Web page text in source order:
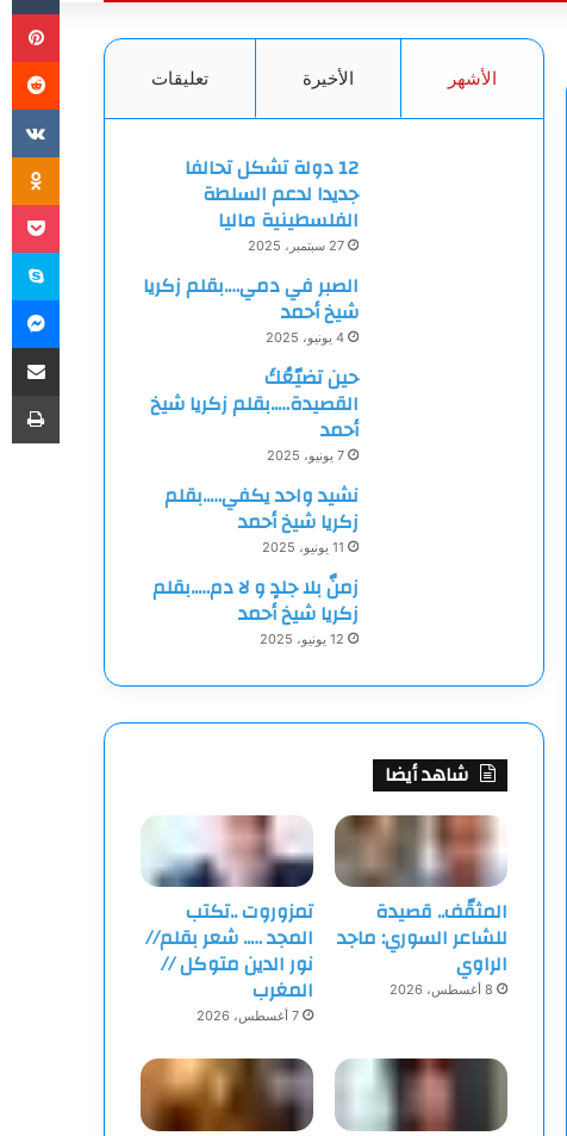
الأشهر الأخيرة تعليقات
12 دولة تشكل تحالفا
جديدا لدعم السلطة
الفلسطينية ماليا
27 سبتمبر، 2025
الصبر في دمي….بقلم زكريا
شيخ أحمد
4 يونيو، 2025
حين تضيّعُكَ
القصيدة…..بقلم زكريا شيخ
أحمد
7 يونيو، 2025
نشيد واحد يكفي…..بقلم
زكريا شيخ أحمد
11 يونيو، 2025
زمنٌ بلا جلدٍ و لا دم…..بقلم
زكريا شيخ أحمد
12 يونيو، 2025
شاهد أيضا
المثقّف.. قصيدة
للشاعر السوري: ماجد
الراوي
8 أغسطس، 2026
تمزوروت ..تكتب
المجد ….. شعر بقلم//
نور الدين متوكل //
المغرب
7 أغسطس، 2026